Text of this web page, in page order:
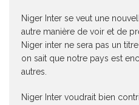
Niger Inter se veut une
autre manière de voir et de
Niger inter ne sera pas un
on sait que notre pays est
autres.
Niger Inter voudrait bien